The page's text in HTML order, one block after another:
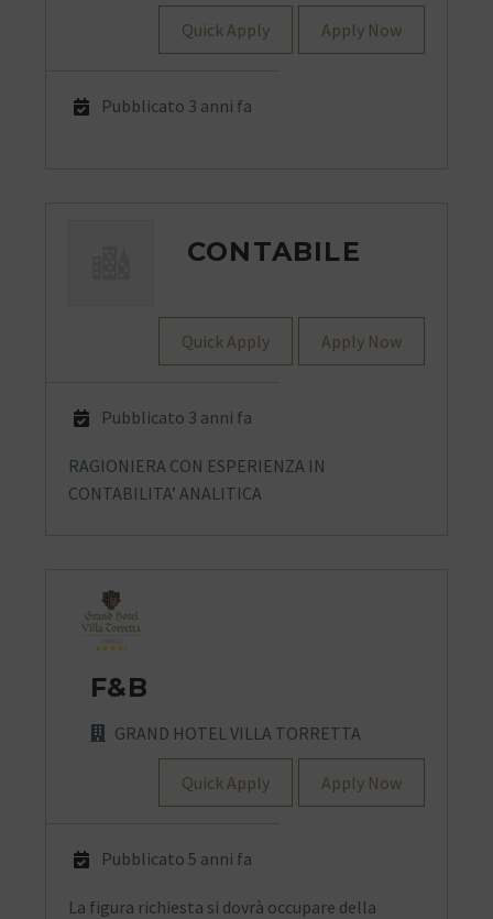
Quick Apply Apply Now
Pubblicato 3 anni fa
CONTABILE
Quick Apply Apply Now
Pubblicato 3 anni fa
RAGIONIERA CON ESPERIENZA IN
CONTABILITA’ ANALITICA
F&B
GRAND HOTEL VILLA TORRETTA
Quick Apply Apply Now
Pubblicato 5 anni fa
La figura richiesta si dovrà occupare della